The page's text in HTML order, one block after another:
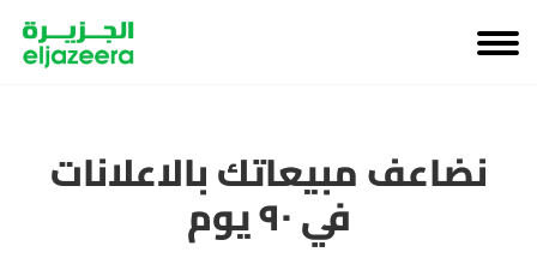
نضاعف مبيعاتك بالاعلانات
في ٩٠ يوم